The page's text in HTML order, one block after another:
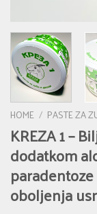
HOME / PASTE ZA
KREZA 1 –
dodatkom
oboljenja